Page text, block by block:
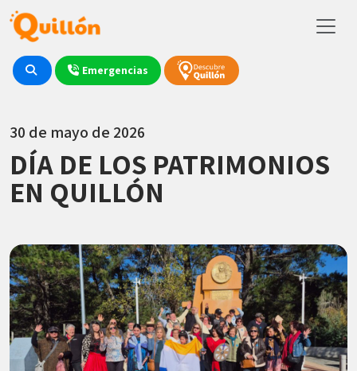
Emergencias
30 de mayo de 2026
DÍA DE LOS PATRIMONIOS
EN QUILLÓN